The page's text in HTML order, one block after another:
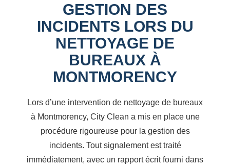
GESTION DES
INCIDENTS LORS DU
NETTOYAGE DE
BUREAUX À
MONTMORENCY
Lors d’une intervention de nettoyage de bureaux
à Montmorency, City Clean a mis en place une
procédure rigoureuse pour la gestion des
incidents. Tout signalement est traité
immédiatement, avec un rapport écrit fourni dans